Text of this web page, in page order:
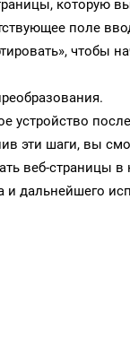
которую
поле
чтобы
устройство
эти шаги, вы
веб-страницы
и дальнейшего